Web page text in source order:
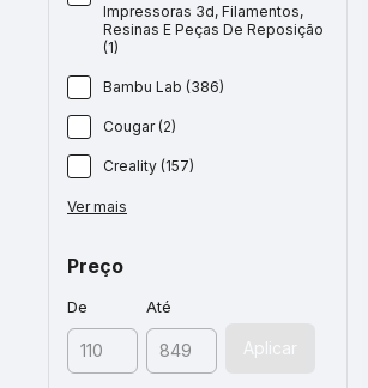
Impressoras 3d, Filamentos,
Resinas E Peças De Reposição
(1)
Bambu Lab (386)
Cougar (2)
Creality (157)
Ver mais
Preço
De Até
Aplicar